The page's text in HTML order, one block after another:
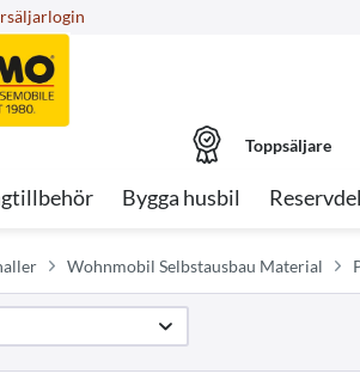
Toppsäljare
Bygga husbil
Wohnmobil Selbstausbau Material